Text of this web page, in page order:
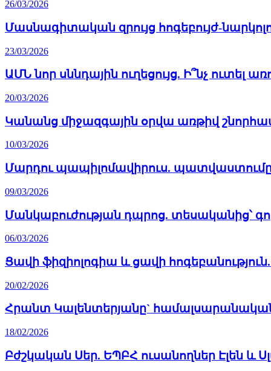
26/03/2026
Մասնագիտական զրույց հոգեբույժ-
23/03/2026
ԱՄՆ նոր սննդային ուղեցույց. Ի՞նչ
20/03/2026
Կանանց միջազգային օրվա առթիվ
10/03/2026
Մարդու պապիլոմավիրուս. պատվաստումը
09/03/2026
Մանկաբուժության դպրոց. տեսականից՝
06/03/2026
Ցավի ֆիզիոլոգիա և ցավի հոգեբանություն.
20/02/2026
Հրանտ Կալենտերյանը`
18/02/2026
Բժշկական Սեր. ԵՊԲՀ ուսանողներ Էլեն և